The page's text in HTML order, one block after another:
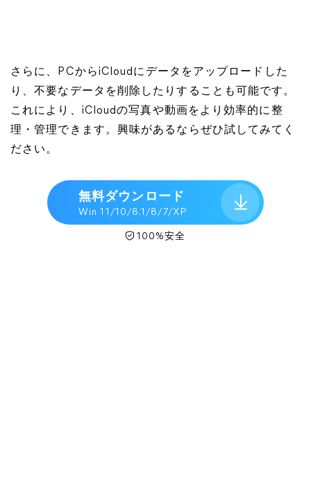
さらに、PCからiCloudにデータをアップロードした
り、不要なデータを削除したりすることも可能です。
これにより、iCloudの写真や動画をより効率的に整
理・管理できます。興味があるならぜひ試してみてく
ださい。
無料ダウンロード
Win 11/10/8.1/8/7/XP
100%安全